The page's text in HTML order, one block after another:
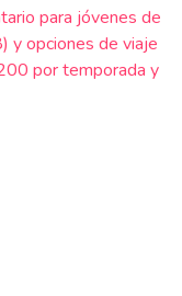
para jóvenes de
y opciones de viaje
por temporada y